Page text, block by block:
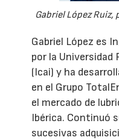
Gabriel López Ruiz,
Gabriel López es
por la Universidad
(Icai) y ha
en el Grupo
el mercado de
Ibérica. Continuó
sucesivas